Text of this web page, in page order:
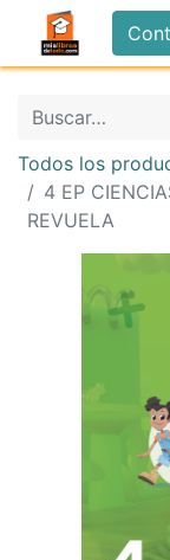
Todos los
4 EP
REVUELA